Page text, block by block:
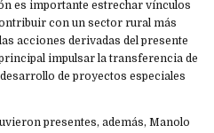
es importante estrechar vínculos
con un sector rural más
acciones derivadas del presente
impulsar la transferencia de
de proyectos especiales
presentes, además, Manolo